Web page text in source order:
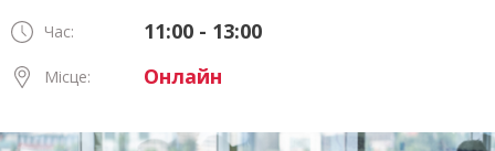
Час: 11:00 - 13:00
Місце: Онлайн